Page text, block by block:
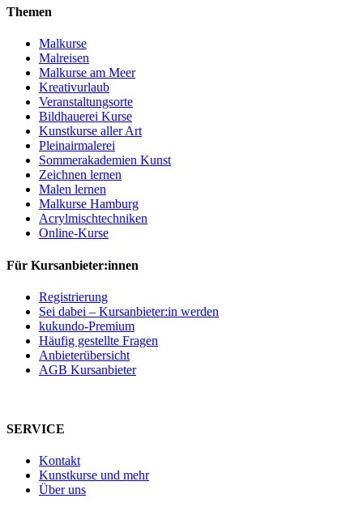
Themen
Malkurse
Malreisen
Malkurse am Meer
Kreativurlaub
Veranstaltungsorte
Bildhauerei Kurse
Kunstkurse aller Art
Pleinairmalerei
Sommerakademien Kunst
Zeichnen lernen
Malen lernen
Malkurse Hamburg
Acrylmischtechniken
Online-Kurse
Für Kursanbieter:innen
Registrierung
Sei dabei – Kursanbieter:in werden
kukundo-Premium
Häufig gestellte Fragen
Anbieterübersicht
AGB Kursanbieter
SERVICE
Kontakt
Kunstkurse und mehr
Über uns